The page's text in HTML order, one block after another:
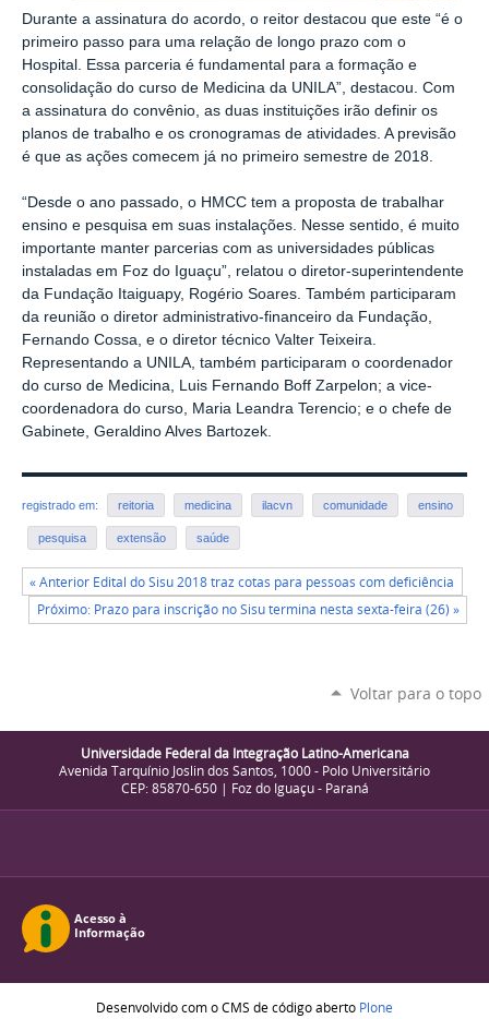
Durante a assinatura do acordo, o reitor destacou que este “é o
primeiro passo para uma relação de longo prazo com o
Hospital. Essa parceria é fundamental para a formação e
consolidação do curso de Medicina da UNILA”, destacou. Com
a assinatura do convênio, as duas instituições irão definir os
planos de trabalho e os cronogramas de atividades. A previsão
é que as ações comecem já no primeiro semestre de 2018.
“Desde o ano passado, o HMCC tem a proposta de trabalhar
ensino e pesquisa em suas instalações. Nesse sentido, é muito
importante manter parcerias com as universidades públicas
instaladas em Foz do Iguaçu”, relatou o diretor-superintendente
da Fundação Itaiguapy, Rogério Soares. Também participaram
da reunião o diretor administrativo-financeiro da Fundação,
Fernando Cossa, e o diretor técnico Valter Teixeira.
Representando a UNILA, também participaram o coordenador
do curso de Medicina, Luis Fernando Boff Zarpelon; a vice-
coordenadora do curso, Maria Leandra Terencio; e o chefe de
Gabinete, Geraldino Alves Bartozek.
registrado em: reitoria medicina ilacvn comunidade ensino
pesquisa extensão saúde
« Anterior Edital do Sisu 2018 traz cotas para pessoas com deficiência
Próximo: Prazo para inscrição no Sisu termina nesta sexta-feira (26) »
Voltar para o topo
Universidade Federal da Integração Latino-Americana
Avenida Tarquínio Joslin dos Santos, 1000 - Polo Universitário
CEP: 85870-650 | Foz do Iguaçu - Paraná
Desenvolvido com o CMS de código aberto Plone